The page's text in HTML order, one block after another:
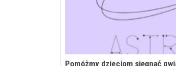
Pomóżmy dzieciom sięgnąć